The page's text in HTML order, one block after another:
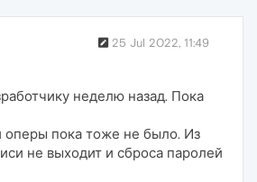
25 Jul 2022, 11:49
неделю назад. Пока
оперы пока тоже не было. Из
не выходит и сброса паролей